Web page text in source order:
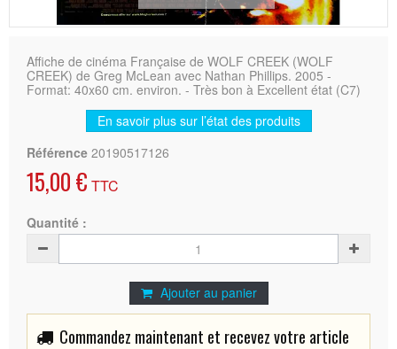
Affiche de cinéma Française de WOLF CREEK (WOLF
CREEK) de Greg McLean avec Nathan Phillips. 2005 -
Format: 40x60 cm. environ. - Très bon à Excellent état (C7)
En savoir plus sur l’état des produits
Référence 20190517126
15,00 € TTC
Quantité :
Ajouter au panier
Commandez maintenant et recevez votre article